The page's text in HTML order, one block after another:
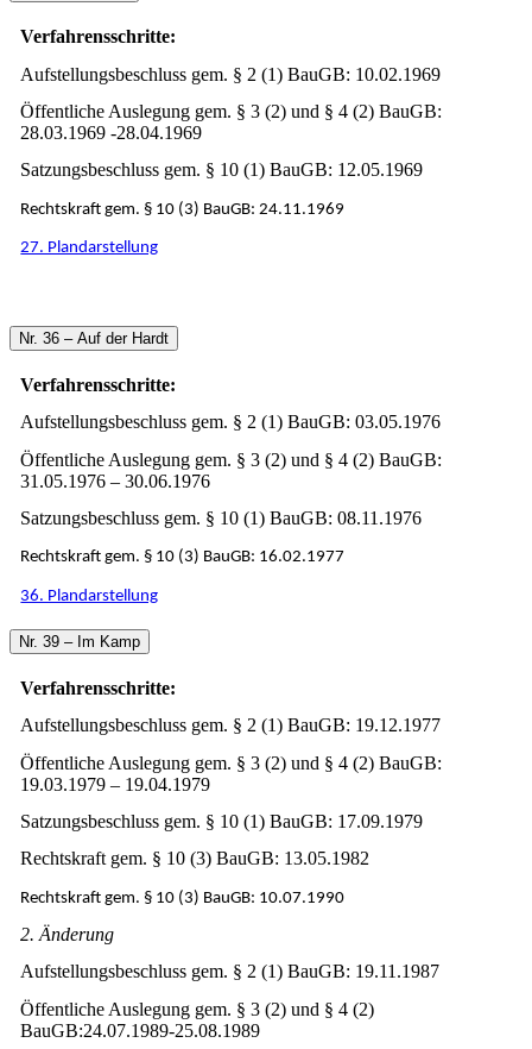
Verfahrensschritte:
Aufstellungsbeschluss gem. § 2 (1) BauGB: 10.02.1969
Öffentliche Auslegung gem. § 3 (2) und § 4 (2) BauGB:
28.03.1969 -28.04.1969
Satzungsbeschluss gem. § 10 (1) BauGB: 12.05.1969
Rechtskraft gem. § 10 (3) BauGB: 24.11.1969
27. Plandarstellung
Nr. 36 – Auf der Hardt
Verfahrensschritte:
Aufstellungsbeschluss gem. § 2 (1) BauGB: 03.05.1976
Öffentliche Auslegung gem. § 3 (2) und § 4 (2) BauGB:
31.05.1976 – 30.06.1976
Satzungsbeschluss gem. § 10 (1) BauGB: 08.11.1976
Rechtskraft gem. § 10 (3) BauGB: 16.02.1977
36. Plandarstellung
Nr. 39 – Im Kamp
Verfahrensschritte:
Aufstellungsbeschluss gem. § 2 (1) BauGB: 19.12.1977
Öffentliche Auslegung gem. § 3 (2) und § 4 (2) BauGB:
19.03.1979 – 19.04.1979
Satzungsbeschluss gem. § 10 (1) BauGB: 17.09.1979
Rechtskraft gem. § 10 (3) BauGB: 13.05.1982
Rechtskraft gem. § 10 (3) BauGB: 10.07.1990
2. Änderung
Aufstellungsbeschluss gem. § 2 (1) BauGB: 19.11.1987
Öffentliche Auslegung gem. § 3 (2) und § 4 (2)
BauGB:24.07.1989-25.08.1989